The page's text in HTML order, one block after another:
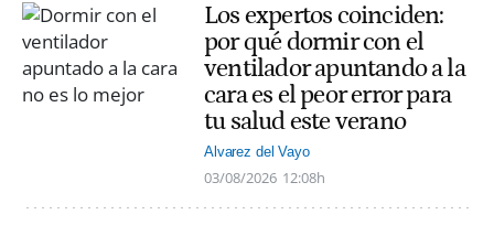
Los expertos coinciden:
por qué dormir con el
ventilador apuntando a la
cara es el peor error para
tu salud este verano
Alvarez del Vayo
03/08/2026 12:08h